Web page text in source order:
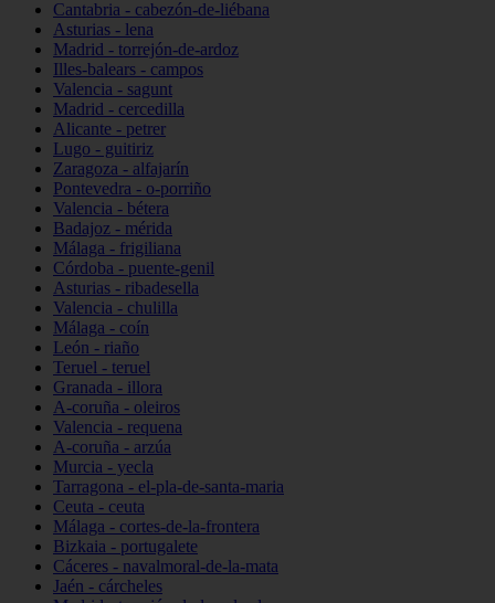
Cantabria - cabezón-de-liébana
Asturias - lena
Madrid - torrejón-de-ardoz
Illes-balears - campos
Valencia - sagunt
Madrid - cercedilla
Alicante - petrer
Lugo - guitiriz
Zaragoza - alfajarín
Pontevedra - o-porriño
Valencia - bétera
Badajoz - mérida
Málaga - frigiliana
Córdoba - puente-genil
Asturias - ribadesella
Valencia - chulilla
Málaga - coín
León - riaño
Teruel - teruel
Granada - illora
A-coruña - oleiros
Valencia - requena
A-coruña - arzúa
Murcia - yecla
Tarragona - el-pla-de-santa-maria
Ceuta - ceuta
Málaga - cortes-de-la-frontera
Bizkaia - portugalete
Cáceres - navalmoral-de-la-mata
Jaén - cárcheles